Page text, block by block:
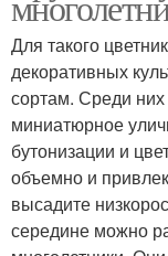
Для такого
декоративных
сортам. Среди них
миниатюрное
бутонизации и
объемно и
высадите
середине можно